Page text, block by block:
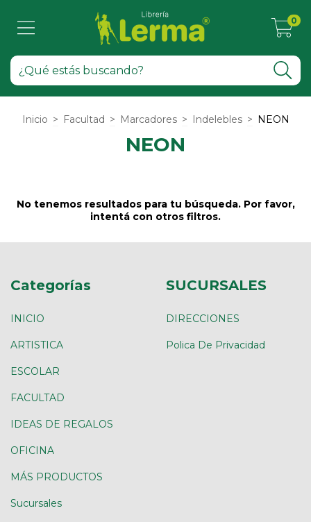
0
Inicio > Facultad > Marcadores > Indelebles > NEON
NEON
No tenemos resultados para tu búsqueda. Por favor,
intentá con otros filtros.
Categorías
INICIO
ARTISTICA
ESCOLAR
FACULTAD
IDEAS DE REGALOS
OFICINA
MÁS PRODUCTOS
Sucursales
SUCURSALES
DIRECCIONES
Polica De Privacidad